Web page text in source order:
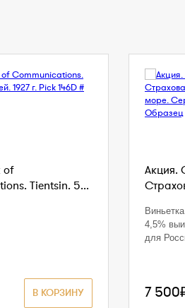
of
Tientsin. 5...
В КОРЗИНУ
Акция.
4,5%
для
7